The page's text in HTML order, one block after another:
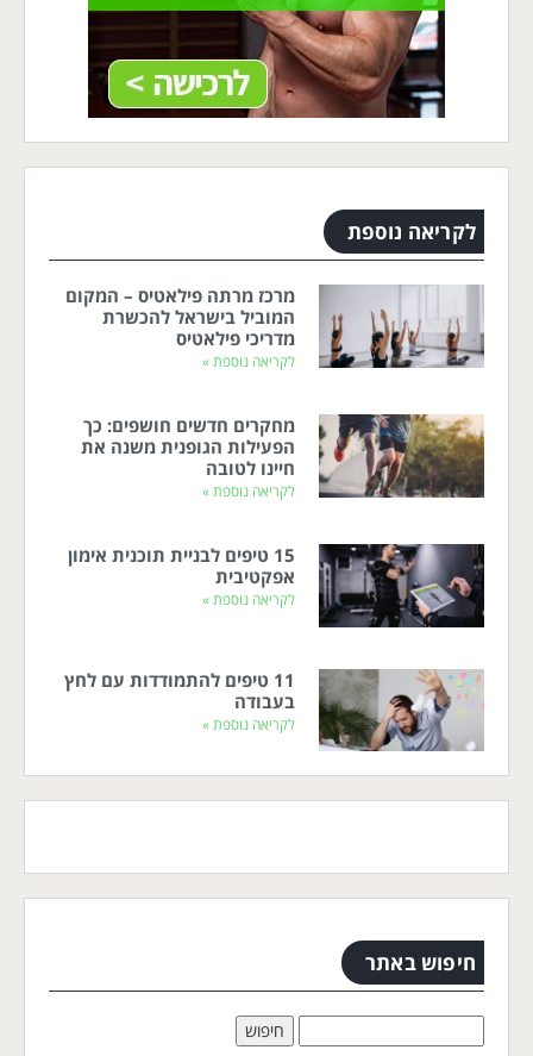
לקריאה נוספת
מרכז מרתה פילאטיס – המקום
המוביל בישראל להכשרת
מדריכי פילאטיס
לקריאה נוספת »
מחקרים חדשים חושפים: כך
הפעילות הגופנית משנה את
חיינו לטובה
לקריאה נוספת »
15 טיפים לבניית תוכנית אימון
אפקטיבית
לקריאה נוספת »
11 טיפים להתמודדות עם לחץ
בעבודה
לקריאה נוספת »
חיפוש באתר